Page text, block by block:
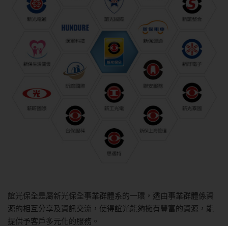
誼光保全是屬新光保全事業群體系的一環，透由事業群體係資
源的相互分享及資訊交流，使得誼光能夠擁有豐富的資源，能
提供予客戶多元化的服務。